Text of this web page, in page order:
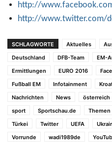
http://
http://www.twitter.com/
SCHLAGWORTE Aktuelles
Deutschland
DFB-Team EM-
Ermittlungen
EURO 2016
Fußball EM
Infotainment
Nachrichten
News österreich
sport
Sportschau.de Themen
Türkei
Twitter UEFA
Vorrunde
wadi1989de